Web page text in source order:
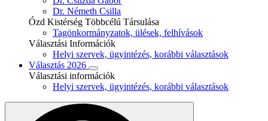
Dr. Németh Csilla
Ózd Kistérség Többcélú Társulása
Tagönkormányzatok, ülések, felhívások
Választási Információk
Helyi szervek, ügyintézés, korábbi választások
Választás 2026
Választási információk
Helyi szervek, ügyintézés, korábbi választások